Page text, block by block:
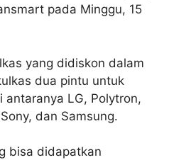
pada Minggu, 15
yang didiskon dalam
dua pintu untuk
antaranya LG, Polytron,
dan Samsung.
bisa didapatkan